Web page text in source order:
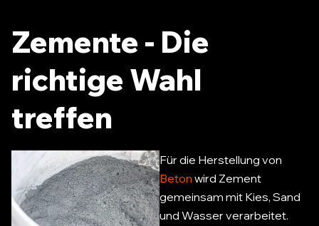
Zemente - Die
richtige Wahl
treffen
Für die Herstellung von
Beton wird Zement
gemeinsam mit Kies, Sand
und Wasser verarbeitet.